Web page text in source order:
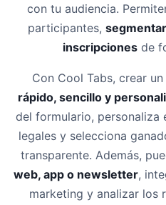
con tu audiencia.
participantes,
inscripcionesde
Con Cool Tabs, crear
rápido, sencillo y
del formulario, personaliza
legales y selecciona
transparente. Además,
web, app o newsletter,
marketing y analizar los